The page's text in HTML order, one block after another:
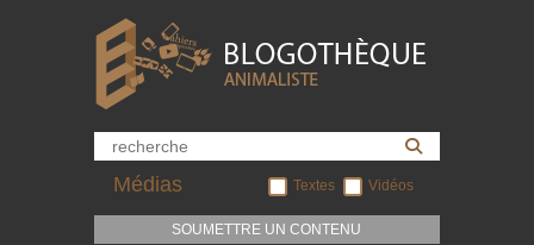
Médias Textes Vidéos
SOUMETTRE UN CONTENU